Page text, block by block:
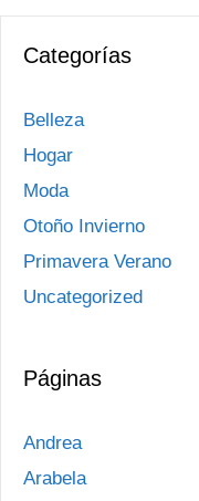
Categorías
Belleza
Hogar
Moda
Otoño Invierno
Primavera Verano
Uncategorized
Páginas
Andrea
Arabela